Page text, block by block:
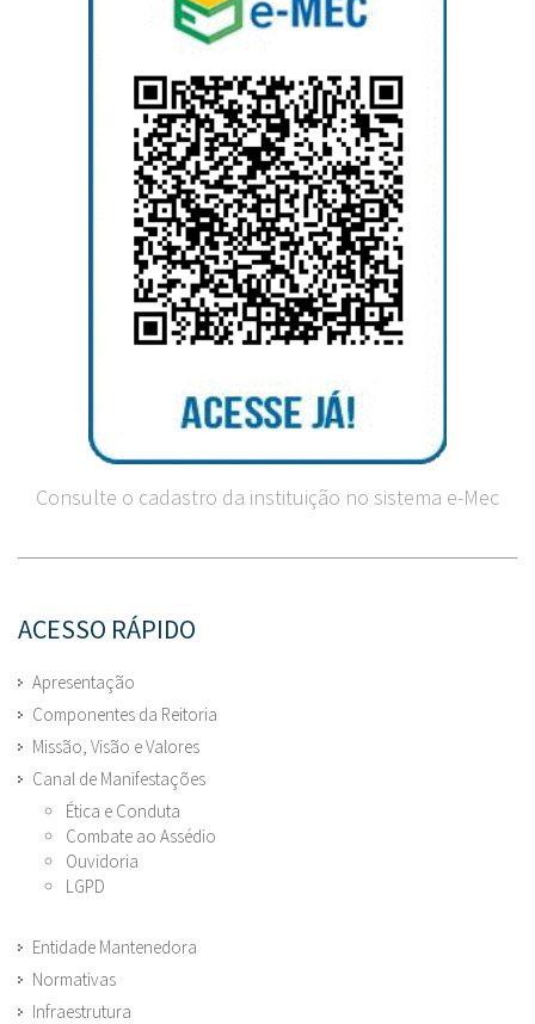
Consulte o cadastro da instituição no sistema e-Mec
ACESSO RÁPIDO
Apresentação
Componentes da Reitoria
Missão, Visão e Valores
Canal de Manifestações
Ética e Conduta
Combate ao Assédio
Ouvidoria
LGPD
Entidade Mantenedora
Normativas
Infraestrutura